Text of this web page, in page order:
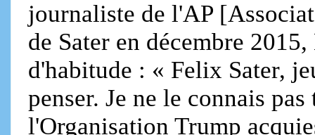
journaliste de l'AP
de Sater en décembre
d'habitude : « Felix Sater,
penser. Je ne le connais
l'Organisation Trump